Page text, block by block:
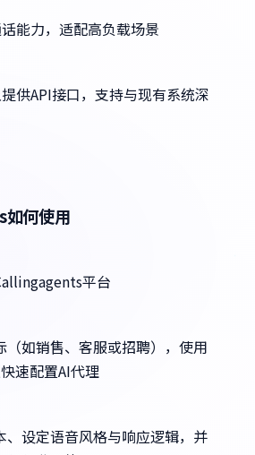
能力，适配高负载场景
供API接口，支持与现有系统深
何使用
平台
（如销售、客服或招聘），使用
速配置AI代理
、设定语音风格与响应逻辑，并